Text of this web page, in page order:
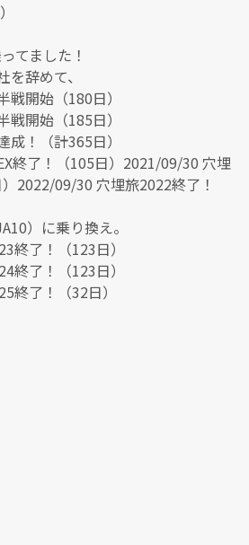
てました！
辞めて、
開始（180日）
開始（185日）
！（計365日）
終了！（105日）2021/09/30 穴埋
2022/09/30 穴埋旅2022終了！
）に乗り換え。
終了！（123日）
終了！（123日）
終了！（32日）